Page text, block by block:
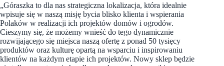
„Góraszka to dla nas strategiczna lokalizacja, która idealnie
wpisuje się w naszą misję bycia blisko klienta i wspierania
Polaków w realizacji ich projektów domów i ogrodów.
Cieszymy się, że możemy wnieść do tego dynamicznie
rozwijającego się miejsca naszą ofertę z ponad 50 tysięcy
produktów oraz kulturę opartą na wsparciu i inspirowaniu
klientów na każdym etapie ich projektów. Nowy sklep będzie